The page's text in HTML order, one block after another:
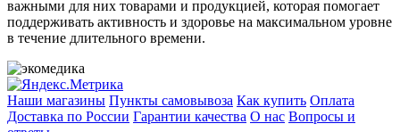
важными для них товарами и продукцией, которая помогает
поддерживать активность и здоровье на максимальном уровне
в течение длительного времени.
Наши магазины Пункты самовывоза Как купить Оплата
Доставка по России Гарантии качества О нас Вопросы и